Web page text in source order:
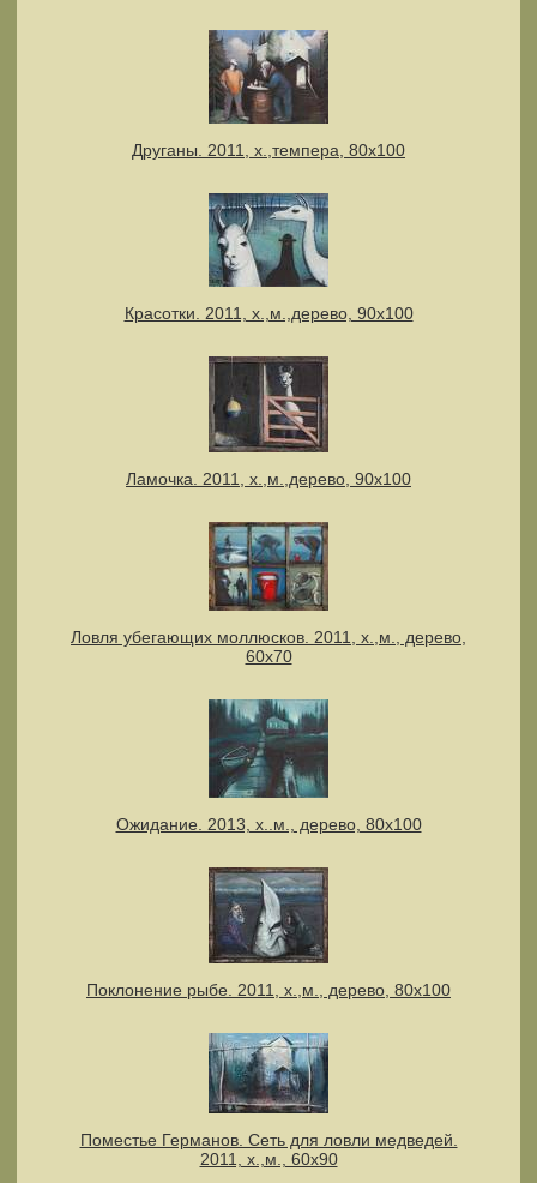
Друганы. 2011, х.,темпера, 80х100
Красотки. 2011, х.,м.,дерево, 90х100
Ламочка. 2011, х.,м.,дерево, 90х100
Ловля убегающих моллюсков. 2011, х.,м., дерево,
60х70
Ожидание. 2013, х..м., дерево, 80х100
Поклонение рыбе. 2011, х.,м., дерево, 80х100
Поместье Германов. Сеть для ловли медведей.
2011, х.,м., 60х90